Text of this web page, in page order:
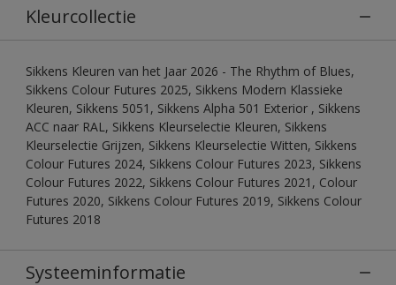
Kleurcollectie
Sikkens Kleuren van het Jaar 2026 - The Rhythm of Blues,
Sikkens Colour Futures 2025, Sikkens Modern Klassieke
Kleuren, Sikkens 5051, Sikkens Alpha 501 Exterior , Sikkens
ACC naar RAL, Sikkens Kleurselectie Kleuren, Sikkens
Kleurselectie Grijzen, Sikkens Kleurselectie Witten, Sikkens
Colour Futures 2024, Sikkens Colour Futures 2023, Sikkens
Colour Futures 2022, Sikkens Colour Futures 2021, Colour
Futures 2020, Sikkens Colour Futures 2019, Sikkens Colour
Futures 2018
Systeeminformatie